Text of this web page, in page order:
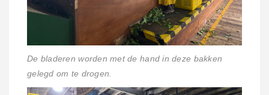
De bladeren worden met de hand in deze bakken
gelegd om te drogen.